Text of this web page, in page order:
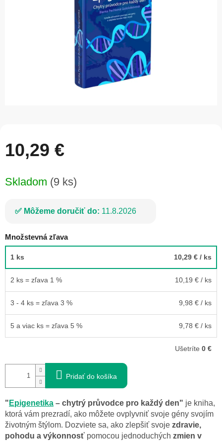
10,29 €
cena:
Skladom (9 ks)
Môžeme doručiť do: 11.8.2026
Množstevná zľava
1 ks 10,29 € / ks
2 ks = zľava 1 % 10,19 € / ks
3 - 4 ks = zľava 3 % 9,98 € / ks
5 a viac ks = zľava 5 % 9,78 € / ks
Ušetríte 0 €
Pridať do košíka
" Epigenetika – chytrý průvodce pro každý den" je kniha,
ktorá vám prezradí, ako môžete ovplyvniť svoje gény svojím
životným štýlom. Dozviete sa, ako zlepšiť svoje zdravie,
pohodu a výkonnosť pomocou jednoduchých zmien v